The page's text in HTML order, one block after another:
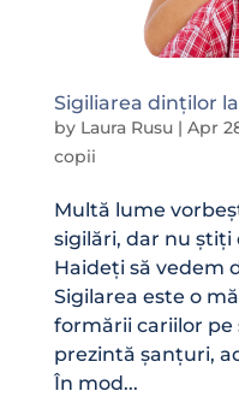
Sigiliarea dinților
by Laura Rusu| Apr
copii
Multă lume
sigilări, dar nu știți
Haideți să vedem
Sigilarea este o
formării cariilor
prezintă șanțuri,
În mod...